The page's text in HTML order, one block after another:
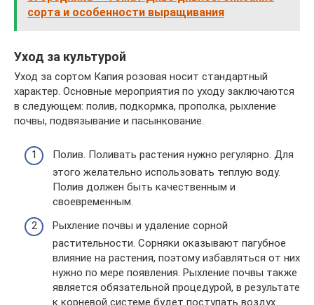
сорта и особенности выращивания
Уход за культурой
Уход за сортом Капия розовая носит стандартный
характер. Основные мероприятия по уходу заключаются
в следующем: полив, подкормка, прополка, рыхление
почвы, подвязывание и пасынкование.
Полив. Поливать растения нужно регулярно. Для
этого желательно использовать теплую воду.
Полив должен быть качественным и
своевременным.
Рыхление почвы и удаление сорной
растительности. Сорняки оказывают пагубное
влияние на растения, поэтому избавляться от них
нужно по мере появления. Рыхление почвы также
является обязательной процедурой, в результате
к корневой системе будет поступать воздух.